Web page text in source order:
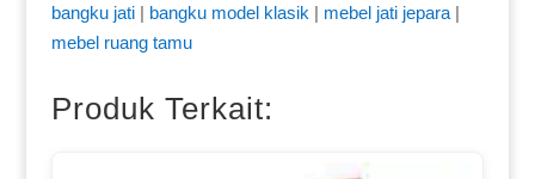
bangku jati| bangku model klasik | mebel jati jepara|
mebel ruang tamu
Produk Terkait: